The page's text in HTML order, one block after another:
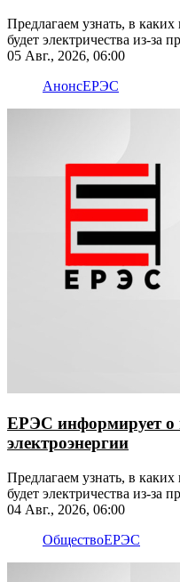
Предлагаем узнать, в
будет электричества из-за
05 Авг., 2026, 06:00
АнонсЕРЭС
ЕРЭС информирует о
электроэнергии
​​​​​​​Предлагаем узнать, в
будет электричества из-за
04 Авг., 2026, 06:00
ОбществоЕРЭС